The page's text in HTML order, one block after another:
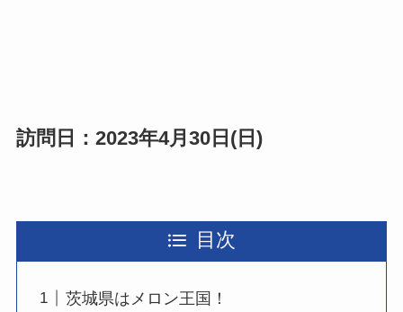
訪問日：2023年4月30日(日)
目次
茨城県はメロン王国！